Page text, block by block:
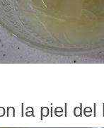
la piel del